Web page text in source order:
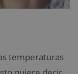
temperaturas